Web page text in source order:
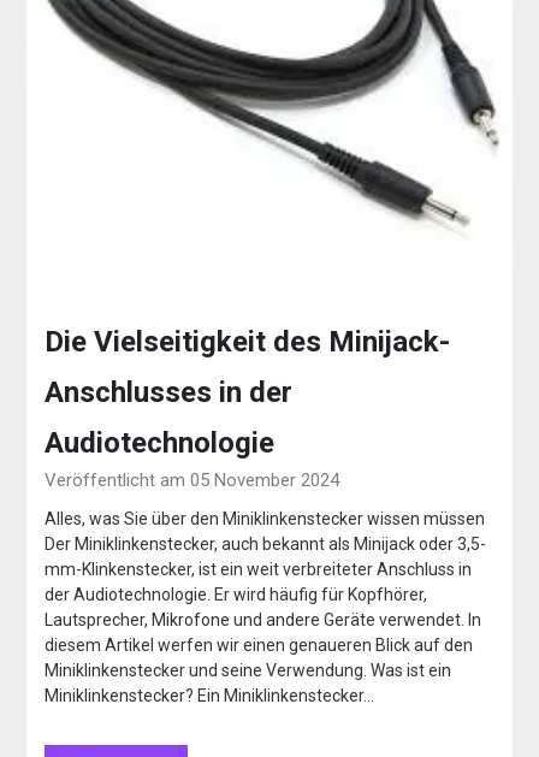
Die Vielseitigkeit des Minijack-
Anschlusses in der
Audiotechnologie
Veröffentlicht am 05 November 2024
Alles, was Sie über den Miniklinkenstecker wissen müssen
Der Miniklinkenstecker, auch bekannt als Minijack oder 3,5-
mm-Klinkenstecker, ist ein weit verbreiteter Anschluss in
der Audiotechnologie. Er wird häufig für Kopfhörer,
Lautsprecher, Mikrofone und andere Geräte verwendet. In
diesem Artikel werfen wir einen genaueren Blick auf den
Miniklinkenstecker und seine Verwendung. Was ist ein
Miniklinkenstecker? Ein Miniklinkenstecker…